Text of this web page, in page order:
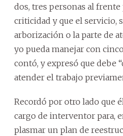
dos, tres personas al
criticidad y que el servicio,
arborización o la parte de
yo pueda manejar con
contó, y expresó que debe
atender el trabajo
Recordó por otro lado que
cargo de interventor para,
plasmar un plan de